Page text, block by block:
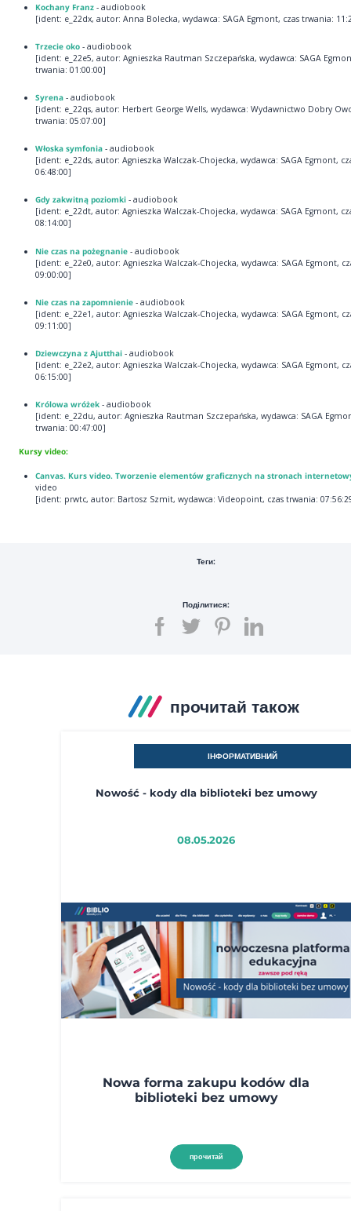
Kochany Franz- audiobook
[ident: e_22dx, autor: Anna Bolecka, wydawca: SAGA Egmont, czas trwania:
Trzecie oko- audiobook
[ident: e_22e5, autor: Agnieszka Rautman Szczepańska, wydawca: SAGA
trwania: 01:00:00]
Syrena - audiobook
[ident: e_22qs, autor: Herbert George Wells, wydawca: Wydawnictwo Dobry
trwania: 05:07:00]
Włoska symfonia- audiobook
[ident: e_22ds, autor: Agnieszka Walczak-Chojecka, wydawca: SAGA Egmont,
06:48:00]
Gdy zakwitną poziomki- audiobook
[ident: e_22dt, autor: Agnieszka Walczak-Chojecka, wydawca: SAGA Egmont,
08:14:00]
Nie czas na pożegnanie- audiobook
[ident: e_22e0, autor: Agnieszka Walczak-Chojecka, wydawca: SAGA Egmont,
09:00:00]
Nie czas na zapomnienie- audiobook
[ident: e_22e1, autor: Agnieszka Walczak-Chojecka, wydawca: SAGA Egmont,
09:11:00]
Dziewczyna z Ajutthai- audiobook
[ident: e_22e2, autor: Agnieszka Walczak-Chojecka, wydawca: SAGA Egmont,
06:15:00]
Królowa wróżek- audiobook
[ident: e_22du, autor: Agnieszka Rautman Szczepańska, wydawca: SAGA
trwania: 00:47:00]
Kursy video:
Canvas. Kurs video. Tworzenie elementów graficznych na stronach
video
[ident: prwtc, autor: Bartosz Szmit, wydawca: Videopoint, czas trwania:
Теги:
Поділитися:
прочитай також
ІНФОРМАТИВНИЙ
Nowość - kody dla biblioteki bez umowy
08.05.2026
Nowa forma zakupu kodów dla
biblioteki bez umowy
прочитай